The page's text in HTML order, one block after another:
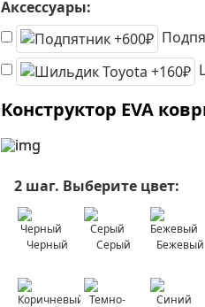
Аксессуары:
Конструктор EVA
2 шаг. Выберите цвет:
Черный Серый Бежевый